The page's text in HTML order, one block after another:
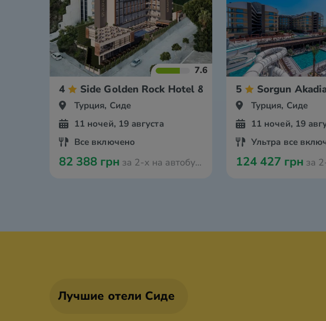
7.6
4 Side Golden Rock Hotel & Spa
Турция, Сиде
11 ночей, 19 августа
Все включено
82 388 грн за 2-х на автобусе из Одессы
5 Sorgun
Турция, Сиде
11 ночей, 19
Ультра все
124 427 грн за 2-х
Лучшие отели Сиде